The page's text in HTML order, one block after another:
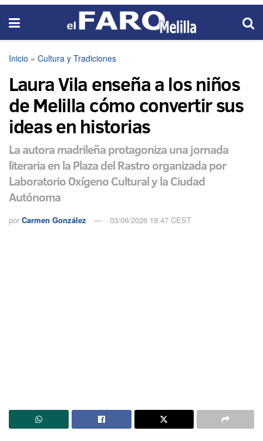
Inicio » Cultura y Tradiciones
Laura Vila enseña a los niños
de Melilla cómo convertir sus
ideas en historias
La autora madrileña protagoniza una jornada
literaria en la Plaza del Rastro organizada por
Laboratorio Oxígeno Cultural y la Ciudad
Autónoma
por Carmen González 03/06/2026 18:47 CEST